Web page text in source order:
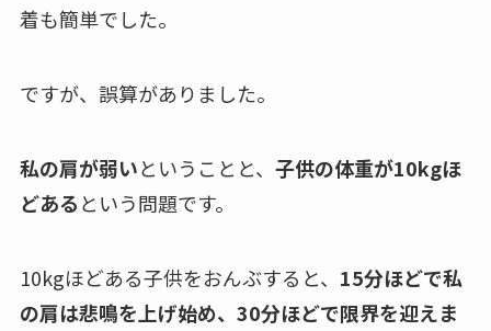
着も簡単でした。
ですが、 誤算がありました。
私の肩が弱いということと、 子供の体重が10kgほ
どあるという問題です。
10kgほどある子供をおんぶすると、 15分ほどで私
の肩は悲鳴を上げ始め、30分ほどで限界を迎えま